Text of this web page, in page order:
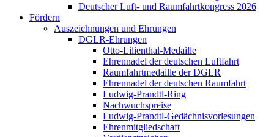
Deutscher Luft- und Raumfahrtkongress 2026
Fördern
Auszeichnungen und Ehrungen
DGLR-Ehrungen
Otto-Lilienthal-Medaille
Ehrennadel der deutschen Luftfahrt
Raumfahrtmedaille der DGLR
Ehrennadel der deutschen Raumfahrt
Ludwig-Prandtl-Ring
Nachwuchspreise
Ludwig-Prandtl-Gedächnisvorlesungen
Ehrenmitgliedschaft